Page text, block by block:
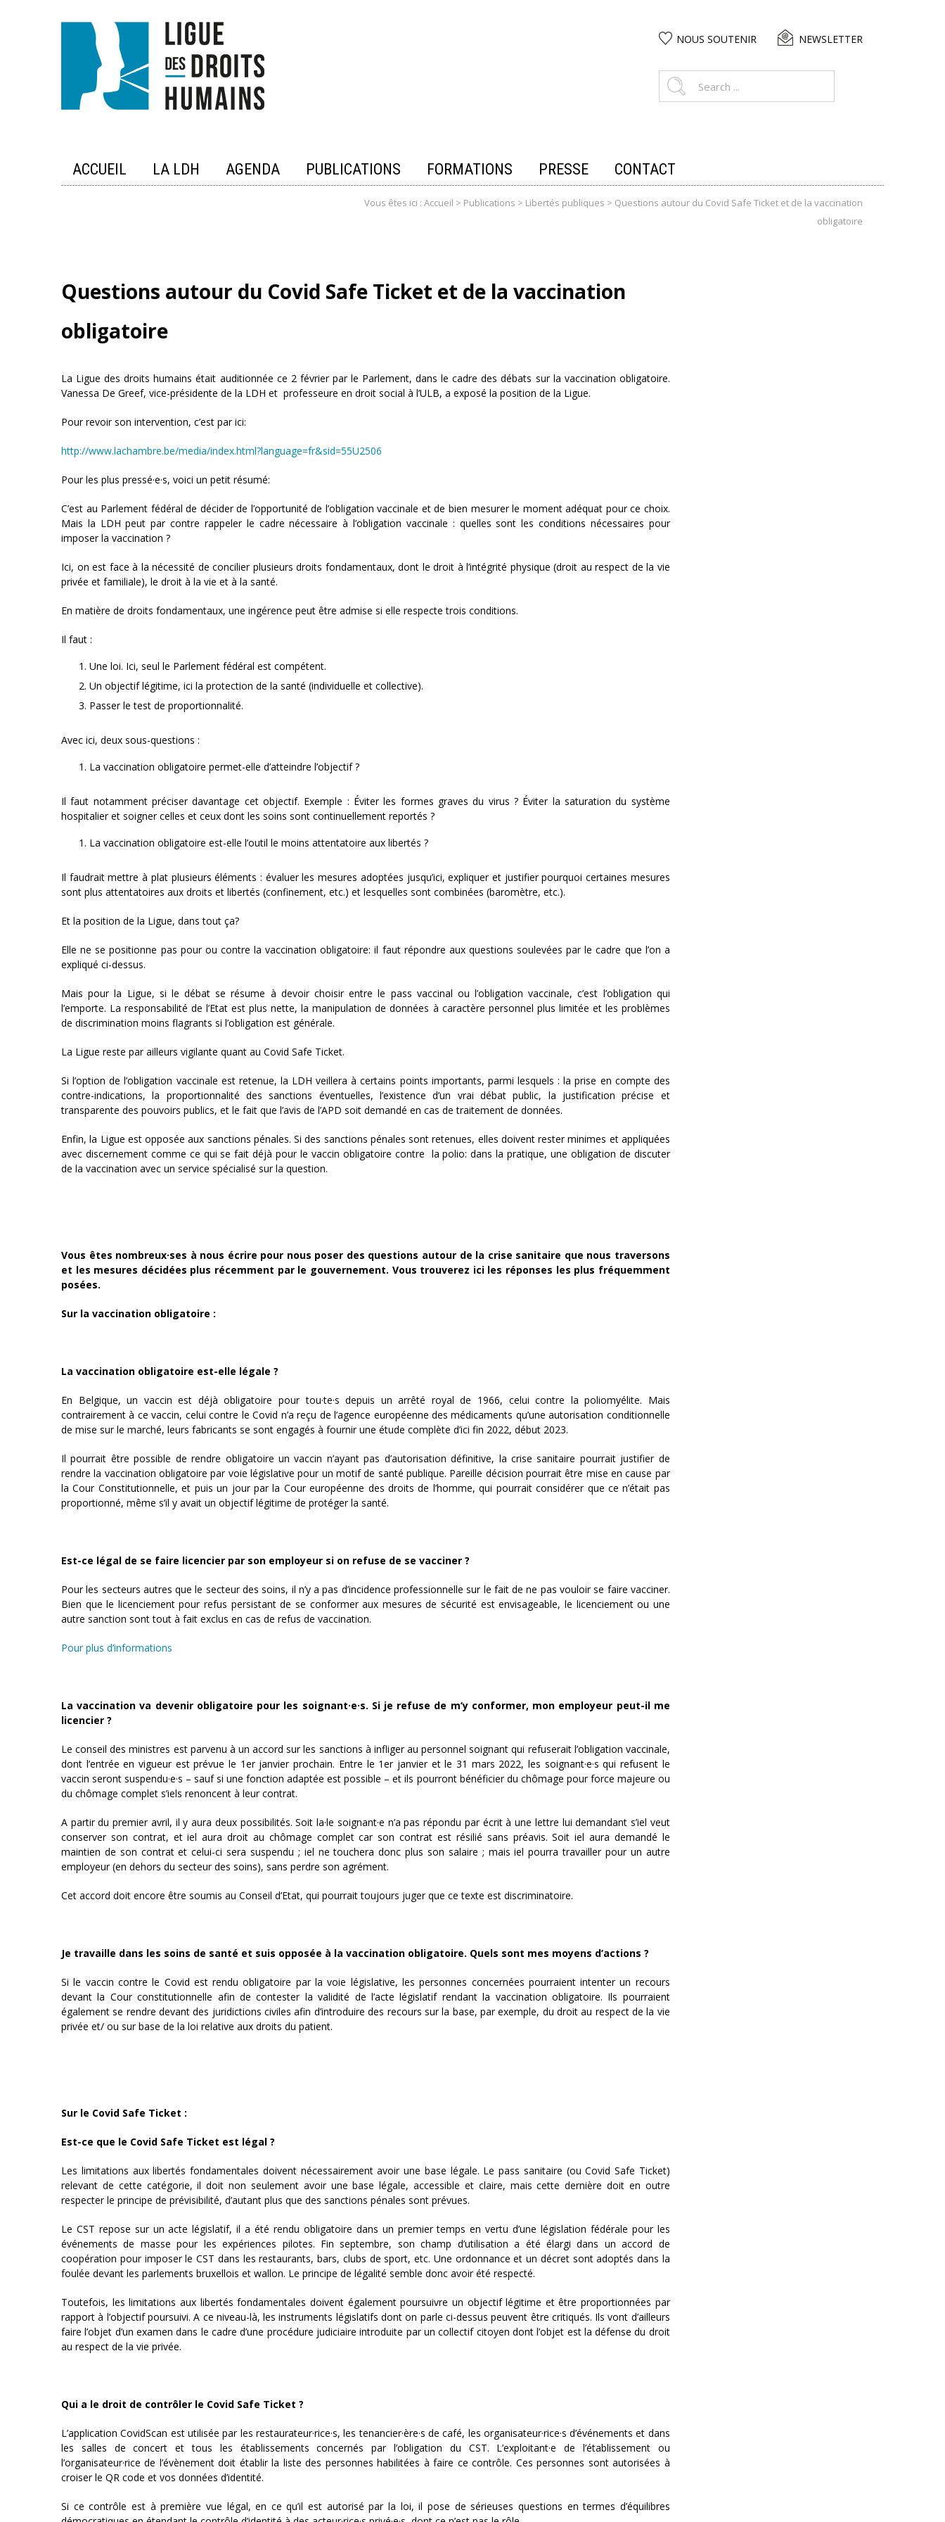
NOUS SOUTENIR NEWSLETTER
ACCUEIL LA LDH AGENDA PUBLICATIONS FORMATIONS PRESSE CONTACT
Vous êtes ici : Accueil > Publications > Libertés publiques > Questions autour du Covid Safe Ticket et de la vaccination
obligatoire
Questions autour du Covid Safe Ticket et de la vaccination
obligatoire
La Ligue des droits humains était auditionnée ce 2 février par le Parlement, dans le cadre des débats sur la vaccination obligatoire.
Vanessa De Greef, vice-présidente de la LDH et professeure en droit social à l’ULB, a exposé la position de la Ligue.
Pour revoir son intervention, c’est par ici:
http://www.lachambre.be/media/index.html?language=fr&sid=55U2506
Pour les plus pressé·e·s, voici un petit résumé:
C’est au Parlement fédéral de décider de l’opportunité de l’obligation vaccinale et de bien mesurer le moment adéquat pour ce choix.
Mais la LDH peut par contre rappeler le cadre nécessaire à l’obligation vaccinale : quelles sont les conditions nécessaires pour
imposer la vaccination ?
Ici, on est face à la nécessité de concilier plusieurs droits fondamentaux, dont le droit à l’intégrité physique (droit au respect de la vie
privée et familiale), le droit à la vie et à la santé.
En matière de droits fondamentaux, une ingérence peut être admise si elle respecte trois conditions.
Il faut :
Une loi. Ici, seul le Parlement fédéral est compétent.
Un objectif légitime, ici la protection de la santé (individuelle et collective).
Passer le test de proportionnalité.
Avec ici, deux sous-questions :
La vaccination obligatoire permet-elle d’atteindre l’objectif ?
Il faut notamment préciser davantage cet objectif. Exemple : Éviter les formes graves du virus ? Éviter la saturation du système
hospitalier et soigner celles et ceux dont les soins sont continuellement reportés ?
La vaccination obligatoire est-elle l’outil le moins attentatoire aux libertés ?
Il faudrait mettre à plat plusieurs éléments : évaluer les mesures adoptées jusqu’ici, expliquer et justifier pourquoi certaines mesures
sont plus attentatoires aux droits et libertés (confinement, etc.) et lesquelles sont combinées (baromètre, etc.).
Et la position de la Ligue, dans tout ça?
Elle ne se positionne pas pour ou contre la vaccination obligatoire: il faut répondre aux questions soulevées par le cadre que l’on a
expliqué ci-dessus.
Mais pour la Ligue, si le débat se résume à devoir choisir entre le pass vaccinal ou l’obligation vaccinale, c’est l’obligation qui
l’emporte. La responsabilité de l’Etat est plus nette, la manipulation de données à caractère personnel plus limitée et les problèmes
de discrimination moins flagrants si l’obligation est générale.
La Ligue reste par ailleurs vigilante quant au Covid Safe Ticket.
Si l’option de l’obligation vaccinale est retenue, la LDH veillera à certains points importants, parmi lesquels : la prise en compte des
contre-indications, la proportionnalité des sanctions éventuelles, l’existence d’un vrai débat public, la justification précise et
transparente des pouvoirs publics, et le fait que l’avis de l’APD soit demandé en cas de traitement de données.
Enfin, la Ligue est opposée aux sanctions pénales. Si des sanctions pénales sont retenues, elles doivent rester minimes et appliquées
avec discernement comme ce qui se fait déjà pour le vaccin obligatoire contre la polio: dans la pratique, une obligation de discuter
de la vaccination avec un service spécialisé sur la question.
Vous êtes nombreux·ses à nous écrire pour nous poser des questions autour de la crise sanitaire que nous traversons
et les mesures décidées plus récemment par le gouvernement. Vous trouverez ici les réponses les plus fréquemment
posées.
Sur la vaccination obligatoire :
La vaccination obligatoire est-elle légale ?
En Belgique, un vaccin est déjà obligatoire pour tou·te·s depuis un arrêté royal de 1966, celui contre la poliomyélite. Mais
contrairement à ce vaccin, celui contre le Covid n’a reçu de l’agence européenne des médicaments qu’une autorisation conditionnelle
de mise sur le marché, leurs fabricants se sont engagés à fournir une étude complète d’ici fin 2022, début 2023.
Il pourrait être possible de rendre obligatoire un vaccin n’ayant pas d’autorisation définitive, la crise sanitaire pourrait justifier de
rendre la vaccination obligatoire par voie législative pour un motif de santé publique. Pareille décision pourrait être mise en cause par
la Cour Constitutionnelle, et puis un jour par la Cour européenne des droits de l’homme, qui pourrait considérer que ce n’était pas
proportionné, même s’il y avait un objectif légitime de protéger la santé.
Est-ce légal de se faire licencier par son employeur si on refuse de se vacciner ?
Pour les secteurs autres que le secteur des soins, il n’y a pas d’incidence professionnelle sur le fait de ne pas vouloir se faire vacciner.
Bien que le licenciement pour refus persistant de se conformer aux mesures de sécurité est envisageable, le licenciement ou une
autre sanction sont tout à fait exclus en cas de refus de vaccination.
Pour plus d’informations
La vaccination va devenir obligatoire pour les soignant·e·s. Si je refuse de m’y conformer, mon employeur peut-il me
licencier ?
Le conseil des ministres est parvenu à un accord sur les sanctions à infliger au personnel soignant qui refuserait l’obligation vaccinale,
dont l’entrée en vigueur est prévue le 1er janvier prochain. Entre le 1er janvier et le 31 mars 2022, les soignant·e·s qui refusent le
vaccin seront suspendu·e·s – sauf si une fonction adaptée est possible – et ils pourront bénéficier du chômage pour force majeure ou
du chômage complet s’iels renoncent à leur contrat.
A partir du premier avril, il y aura deux possibilités. Soit la·le soignant·e n’a pas répondu par écrit à une lettre lui demandant s’iel veut
conserver son contrat, et iel aura droit au chômage complet car son contrat est résilié sans préavis. Soit iel aura demandé le
maintien de son contrat et celui-ci sera suspendu ; iel ne touchera donc plus son salaire ; mais iel pourra travailler pour un autre
employeur (en dehors du secteur des soins), sans perdre son agrément.
Cet accord doit encore être soumis au Conseil d’Etat, qui pourrait toujours juger que ce texte est discriminatoire.
Je travaille dans les soins de santé et suis opposée à la vaccination obligatoire. Quels sont mes moyens d’actions ?
Si le vaccin contre le Covid est rendu obligatoire par la voie législative, les personnes concernées pourraient intenter un recours
devant la Cour constitutionnelle afin de contester la validité de l’acte législatif rendant la vaccination obligatoire. Ils pourraient
également se rendre devant des juridictions civiles afin d’introduire des recours sur la base, par exemple, du droit au respect de la vie
privée et/ ou sur base de la loi relative aux droits du patient.
Sur le Covid Safe Ticket :
Est-ce que le Covid Safe Ticket est légal ?
Les limitations aux libertés fondamentales doivent nécessairement avoir une base légale. Le pass sanitaire (ou Covid Safe Ticket)
relevant de cette catégorie, il doit non seulement avoir une base légale, accessible et claire, mais cette dernière doit en outre
respecter le principe de prévisibilité, d’autant plus que des sanctions pénales sont prévues.
Le CST repose sur un acte législatif, il a été rendu obligatoire dans un premier temps en vertu d’une législation fédérale pour les
événements de masse pour les expériences pilotes. Fin septembre, son champ d’utilisation a été élargi dans un accord de
coopération pour imposer le CST dans les restaurants, bars, clubs de sport, etc. Une ordonnance et un décret sont adoptés dans la
foulée devant les parlements bruxellois et wallon. Le principe de légalité semble donc avoir été respecté.
Toutefois, les limitations aux libertés fondamentales doivent également poursuivre un objectif légitime et être proportionnées par
rapport à l’objectif poursuivi. A ce niveau-là, les instruments législatifs dont on parle ci-dessus peuvent être critiqués. Ils vont d’ailleurs
faire l’objet d’un examen dans le cadre d’une procédure judiciaire introduite par un collectif citoyen dont l’objet est la défense du droit
au respect de la vie privée.
Qui a le droit de contrôler le Covid Safe Ticket ?
L’application CovidScan est utilisée par les restaurateur·rice·s, les tenancier·ère·s de café, les organisateur·rice·s d’événements et dans
les salles de concert et tous les établissements concernés par l’obligation du CST. L’exploitant·e de l’établissement ou
l’organisateur·rice de l’évènement doit établir la liste des personnes habilitées à faire ce contrôle. Ces personnes sont autorisées à
croiser le QR code et vos données d’identité.
Si ce contrôle est à première vue légal, en ce qu’il est autorisé par la loi, il pose de sérieuses questions en termes d’équilibres